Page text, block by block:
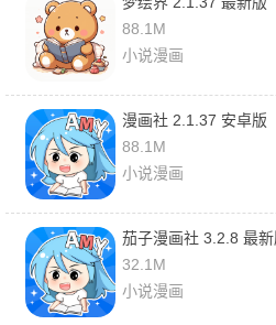
88.1M
小说漫画
漫画社 2.1.37 安卓版
88.1M
小说漫画
茄子漫画社 3.2.8 最新
32.1M
小说漫画